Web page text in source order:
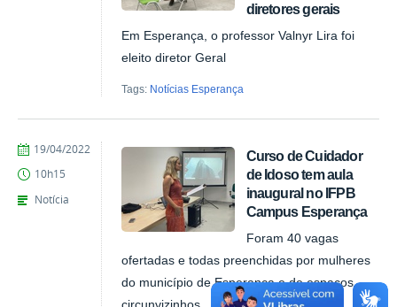
diretores gerais
Em Esperança, o professor Valnyr Lira foi
eleito diretor Geral
Tags: Notícias Esperança
Curso de Cuidador
de Idoso tem aula
inaugural no IFPB
Campus Esperança
Foram 40 vagas
ofertadas e todas preenchidas por mulheres
do município de Esperança e de espaços
by
Published
19/04/2022
10h15
Notícia